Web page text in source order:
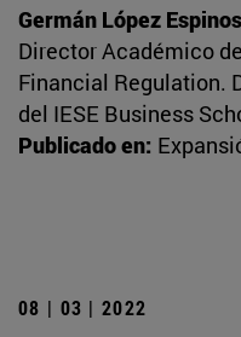
Germán López
Director Académico
Financial Regulation.
del IESE Business
Publicado en:
08 | 03 | 2022